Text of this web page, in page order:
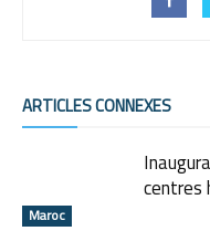
ARTICLES CONNEXES
Maroc
centres